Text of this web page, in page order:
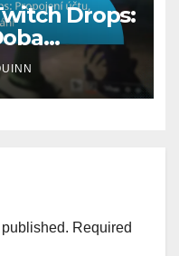
Drops:
Required